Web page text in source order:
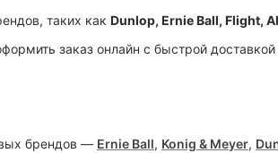
таких как Dunlop, Ernie Ball, Flight,
заказ онлайн с быстрой
брендов — Ernie Ball, Konig & Meyer,